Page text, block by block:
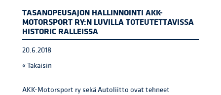
TASANOPEUSAJON HALLINNOINTI AKK-
MOTORSPORT RY:N LUVILLA TOTEUTETTAVISSA
HISTORIC RALLEISSA
20.6.2018
« Takaisin
AKK-Motorsport ry sekä Autoliitto ovat tehneet